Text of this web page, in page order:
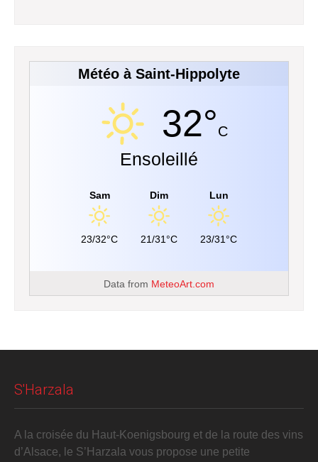
Météo à Saint-Hippolyte
32°C
Ensoleillé
Sam
23/32°C
Dim
21/31°C
Lun
23/31°C
Data from MeteoArt.com
S'Harzala
A la croisée du Haut-Koenigsbourg et de la route des vins
d’Alsace, le S’Harzala vous propose une petite